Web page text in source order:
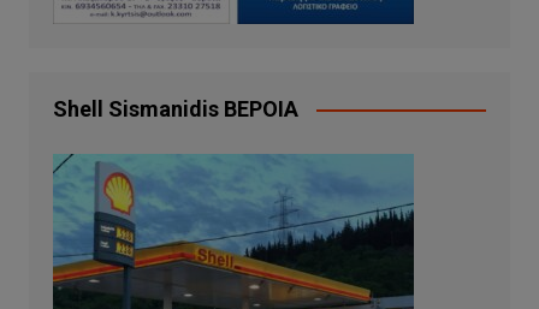
Shell Sismanidis ΒΕΡΟΙΑ